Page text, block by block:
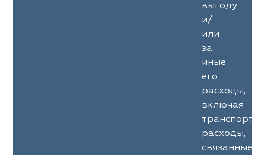
выгоду
и/
или
за
иные
его
расходы,
включая
расходы,
связанные